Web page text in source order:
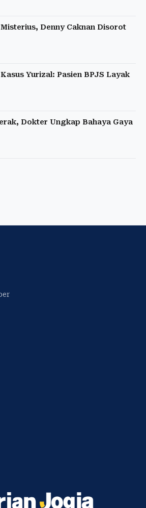
Denny Caknan Disorot
Yurizal: Pasien BPJS Layak
Dokter Ungkap Bahaya Gaya